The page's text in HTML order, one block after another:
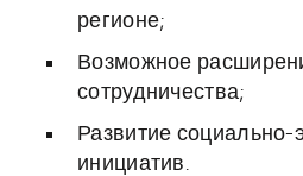
регионе;
Возможное
сотрудничества;
Развитие социально-
инициатив.